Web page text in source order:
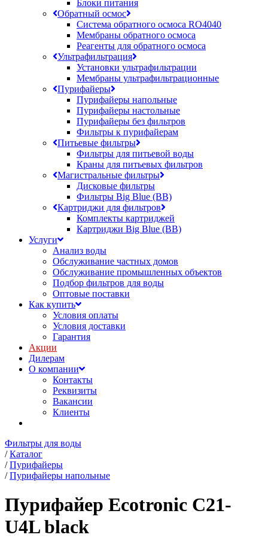
Блоки питания
Обратный осмос
Система обратного осмоса RO4040
Мембраны обратного осмоса
Реагенты для обратного осмоса
Ультрафильтрация
Установки ультрафильтрации
Мембраны ультрафильтрационные
Пурифайеры
Пурифайеры напольные
Пурифайеры настольные
Пурифайеры без фильтров
Фильтры к пурифайерам
Питьевые фильтры
Фильтры для питьевой воды
Краны для питьевых фильтров
Магистральные фильтры
Дисковые фильтры
Фильтры Big Blue (BB)
Картриджи для фильтров
Комплекты картриджей
Картриджи Big Blue (BB)
Услуги
Анализ воды
Обслуживание частных домов
Обслуживание промышленных объектов
Подбор фильтров для воды
Оптовые поставки
Как купить
Условия оплаты
Условия доставки
Гарантия
Акции
Дилерам
О компании
Контакты
Реквизиты
Вакансии
Клиенты
Фильтры для воды
/ Каталог
/ Пурифайеры
/ Пурифайеры напольные
Пурифайер Ecotronic C21-
U4L black